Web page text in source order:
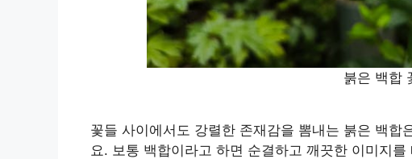
붉은 백합
꽃들 사이에서도 강렬한 존재감을 뽐내는 붉은 백합
요. 보통 백합이라고 하면 순결하고 깨끗한 이미지